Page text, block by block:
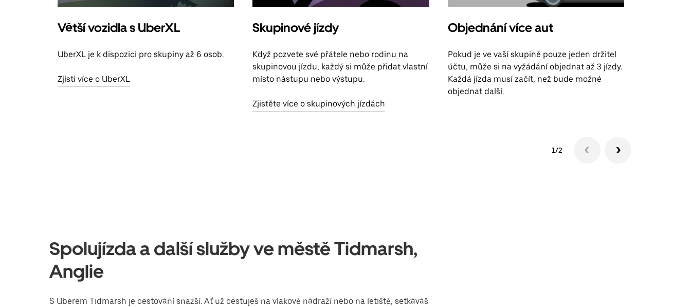
Větší vozidla s UberXL
UberXL je k dispozici pro skupiny až 6 osob.
Zjisti více o UberXL
Skupinové jízdy
Když pozvete své přátele nebo rodinu na
skupinovou jízdu, každý si může přidat vlastní
místo nástupu nebo výstupu.
Zjistěte více o skupinových jízdách
Objednání více aut
Pokud je ve vaší skupině pouze jeden držitel
účtu, může si na vyžádání objednat až 3 jízdy.
Každá jízda musí začít, než bude možné
objednat další.
1/2
Spolujízda a další služby ve městě Tidmarsh,
Anglie
S Uberem Tidmarsh je cestování snazší. Ať už cestuješ na vlakové nádraží nebo na letiště, setkáváš